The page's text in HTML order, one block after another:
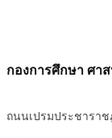
กองการศึกษา ศา
ถนนเปรมประชาราช